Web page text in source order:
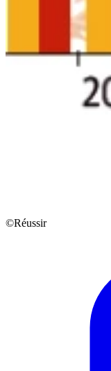
©Réussir